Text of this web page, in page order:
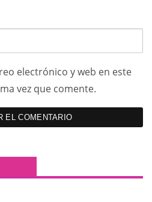
electrónico y web en este
vez que comente.